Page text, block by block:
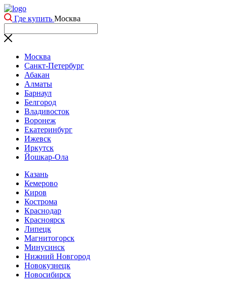
Где купить Москва
Москва
Санкт-Петербург
Абакан
Алматы
Барнаул
Белгород
Владивосток
Воронеж
Екатеринбург
Ижевск
Иркутск
Йошкар-Ола
Казань
Кемерово
Киров
Кострома
Краснодар
Красноярск
Липецк
Магнитогорск
Минусинск
Нижний Новгород
Новокузнецк
Новосибирск